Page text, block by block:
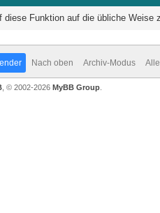
diese Funktion auf die übliche
Nach oben Archiv-Modus
, © 2002-2026 MyBB Group